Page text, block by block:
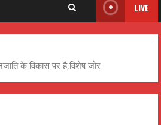
LIVE
के विकास पर है,विशेष जोर